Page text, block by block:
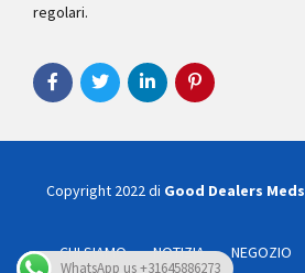
regolari.
Copyright 2022 di Good Dealers Meds
CHI SIAMO NOTIZIA NEGOZIO
WhatsApp us +31645886273